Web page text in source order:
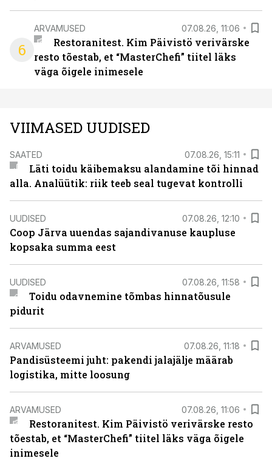
6
ARVAMUSED 07.08.26, 11:06
Restoranitest. Kim Päivistö verivärske
resto tõestab, et “MasterChefi” tiitel läks
väga õigele inimesele
VIIMASED UUDISED
SAATED 07.08.26, 15:11
Läti toidu käibemaksu alandamine tõi hinnad
alla. Analüütik: riik teeb seal tugevat kontrolli
UUDISED 07.08.26, 12:10
Coop Järva uuendas sajandivanuse kaupluse
kopsaka summa eest
UUDISED 07.08.26, 11:58
Toidu odavnemine tõmbas hinnatõusule
pidurit
ARVAMUSED 07.08.26, 11:18
Pandisüsteemi juht: pakendi jalajälje määrab
logistika, mitte loosung
ARVAMUSED 07.08.26, 11:06
Restoranitest. Kim Päivistö verivärske resto
tõestab, et “MasterChefi” tiitel läks väga õigele
inimesele